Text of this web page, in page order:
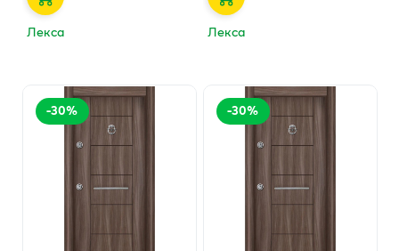
Лекса Лекса
-30% -30%